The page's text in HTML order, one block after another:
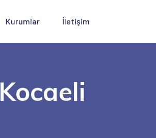
Kurumlar İletişim
Kocaeli